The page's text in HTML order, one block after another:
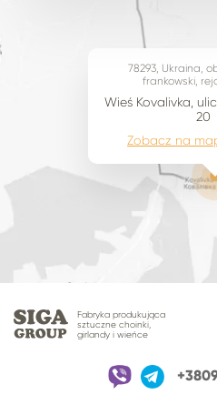
78293, Ukraina,
frankowski,
Wieś Kovalivka,
20
Zobacz na
Fabryka produkująca
sztuczne choinki,
girlandy i wieńce